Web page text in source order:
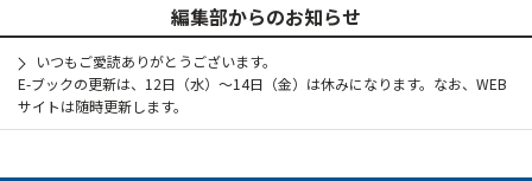
編集部からのお知らせ
いつもご愛読ありがとうございます。
E-ブックの更新は、12日（水）～14日（金）は休みになります。なお、WEB
サイトは随時更新します。